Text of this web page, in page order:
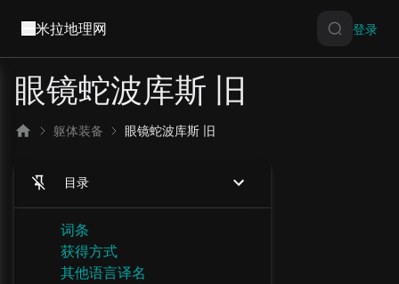
米拉地理网 登录
眼镜蛇波库斯 旧
躯体装备 眼镜蛇波库斯 旧
目录
词条
获得方式
其他语言译名